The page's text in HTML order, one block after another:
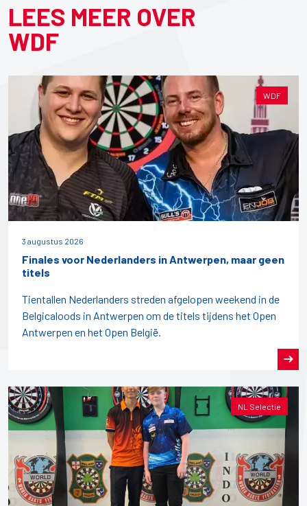
LEES MEER OVER
WDF
WDF
3 augustus 2026
Finales voor Nederlanders in Antwerpen, maar geen
titels
Tientallen Nederlanders streden afgelopen weekend in de
Belgicaloods in Antwerpen om de titels tijdens het Open
Antwerpen en het Open België.
NL Selectie